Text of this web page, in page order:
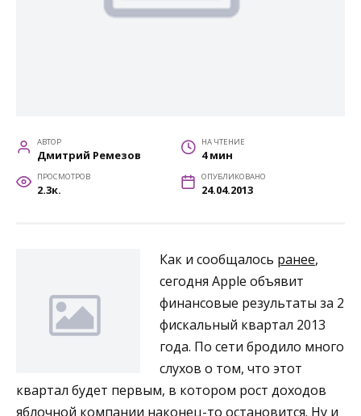
АВТОР
Дмитрий Ремезов
НА ЧТЕНИЕ
4 мин
ПРОСМОТРОВ
2.3к.
ОПУБЛИКОВАНО
24.04.2013
Как и сообщалось ранее,
сегодня Apple объявит
финансовые результаты за 2
фискальный квартал 2013
года. По сети бродило много
слухов о том, что этот
квартал будет первым, в котором рост доходов
яблочной компании наконец-то остановится. Ну и